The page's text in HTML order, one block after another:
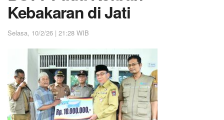
Kebakaran di Jati
Selasa, 10/2/26 | 21:28 WIB